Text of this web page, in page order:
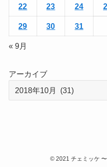
22 23 24
29 30 31
« 9月
アーカイブ
©2021 チェミッケ